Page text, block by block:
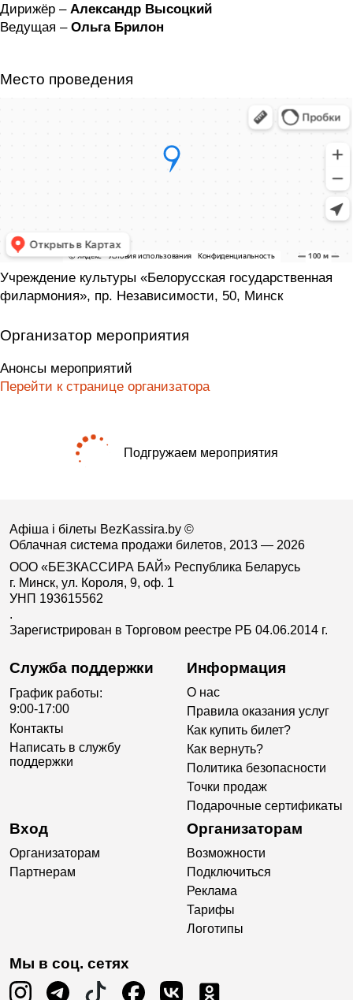
Дирижёр – Александр Высоцкий
Ведущая – Ольга Брилон
Место проведения
Учреждение культуры «Белорусская государственная
филармония», пр. Независимости, 50, Минск
Организатор мероприятия
Анонсы мероприятий
Перейти к странице организатора
Подгружаем мероприятия
Афіша і білеты BezKassira.by ©
Облачная система продажи билетов, 2013 — 2026
ООО «БЕЗКАССИРА БАЙ» Республика Беларусь
г. Минск, ул. Короля, 9, оф. 1
УНП 193615562
.
Зарегистрирован в Торговом реестре РБ 04.06.2014 г.
Служба поддержки
График работы:
9:00-17:00
Контакты
Написать в службу
поддержки
Информация
О нас
Правила оказания услуг
Как купить билет?
Как вернуть?
Политика безопасности
Точки продаж
Подарочные сертификаты
Вход
Организаторам
Партнерам
Организаторам
Возможности
Подключиться
Реклама
Тарифы
Логотипы
Мы в соц. сетях